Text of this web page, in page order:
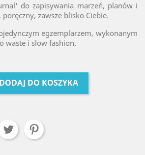
do zapisywania marzeń, planów i
zawsze blisko Ciebie.
egzemplarzem, wykonanym
waste i slow fashion.
DODAJ DO KOSZYKA